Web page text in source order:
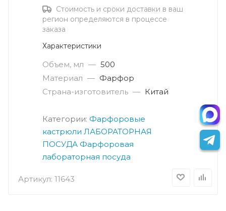
Артикул: 11643
Стоимость и сроки доставки в ваш
регион определяются в процессе
заказа
Характеристики
Объем, мл — 500
Материал — Фарфор
Страна-изготовитель — Китай
Категории: Фарфоровые
кастрюли ЛАБОРАТОРНАЯ
ПОСУДА Фарфоровая
лабораторная посуда